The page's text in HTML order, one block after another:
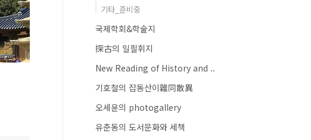
기타_준비중
국제학회&학술지
探古의 일필휘지
New Reading of History and ..
기호철의 잡동산이雜同散異
오세윤의 photogallery
유춘동의 도서문화와 세책